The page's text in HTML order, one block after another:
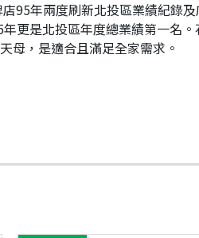
95年兩度刷新北投區業績紀錄
更是北投區年度總業績第一名
母，是適合且滿足全家需求。